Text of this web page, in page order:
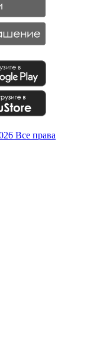
Все права